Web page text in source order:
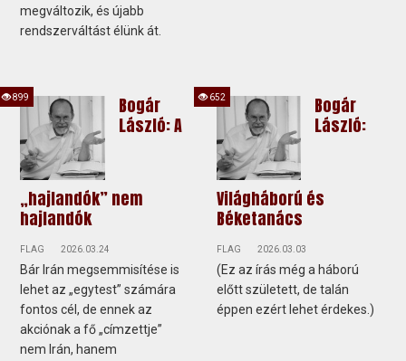
megváltozik, és újabb
rendszerváltást élünk át.
Bogár
László: A
„hajlandók” nem
hajlandók
FLAG 2026.03.24
Bár Irán megsemmisítése is
lehet az „egytest” számára
fontos cél, de ennek az
akciónak a fő „címzettje”
nem Irán, hanem
899
Bogár
László:
Világháború és
Béketanács
FLAG 2026.03.03
(Ez az írás még a háború
előtt született, de talán
éppen ezért lehet érdekes.)
652